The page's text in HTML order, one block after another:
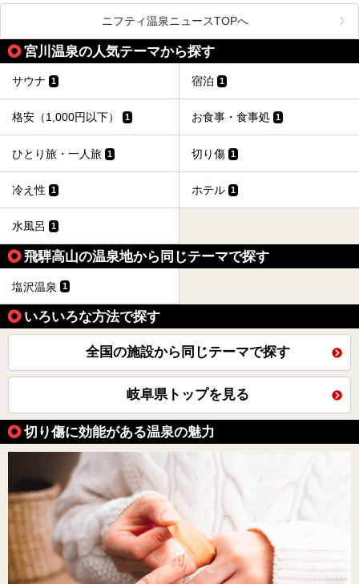
のグルメを楽しんだり、周辺にある名所にも足を伸ばしたり
したいもの。
本記事では、下呂温泉エリアにあるおすすめの観光スポット
をご紹介するとともに散策する際のモデルコースもご提案。
下呂温泉観光をたっぷりとガイドします！
ニフティ温泉ニュースTOPへ
宮川温泉の人気テーマから探す
サウナ 1 宿泊 1
格安（1,000円以下） 1 お食事・食事処 1
ひとり旅・一人旅 1 切り傷 1
冷え性 1 ホテル 1
水風呂 1
飛騨高山の温泉地から同じテーマで探す
塩沢温泉 1
いろいろな方法で探す
全国の施設から同じテーマで探す
岐阜県トップを見る
切り傷に効能がある温泉の魅力